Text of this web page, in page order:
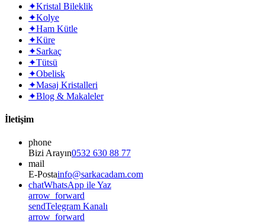
✦Kristal Bileklik
✦Kolye
✦Ham Kütle
✦Küre
✦Sarkaç
✦Tütsü
✦Obelisk
✦Masaj Kristalleri
✦Blog & Makaleler
İletişim
phone
Bizi Arayın0532 630 88 77
mail
E-Postainfo@sarkacadam.com
chatWhatsApp ile Yaz
arrow_forward
sendTelegram Kanalı
arrow_forward